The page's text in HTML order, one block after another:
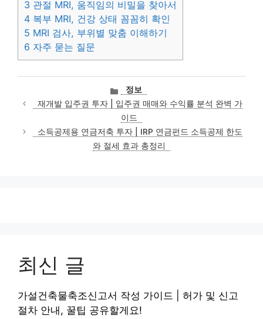
3 관절 MRI, 움직임의 비밀을 찾아서
4 복부 MRI, 건강 상태 꼼꼼히 확인
5 MRI 검사, 부위별 맞춤 이해하기
6 자주 묻는 질문
카
테
고
리
정보
재개발 입주권 투자 | 입주권 매매와 수익률 분석 완벽 가
이드
소득공제용 연금저축 투자 | IRP 연금펀드 소득공제 한도
와 절세 효과 총정리
최신 글
가설건축물축조신고서 작성 가이드 | 허가 및 신고
절차 안내, 꿀팁 공유할게요!